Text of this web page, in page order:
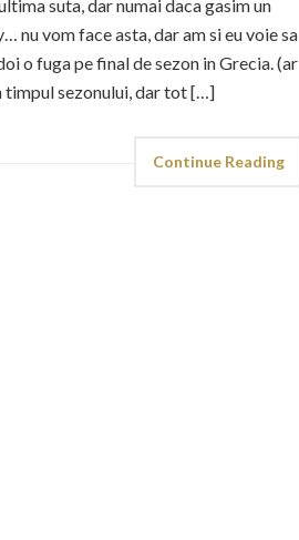
suta, dar numai daca gasim un
nu vom face asta, dar am si eu voie sa
o fuga pe final de sezon in Grecia. (ar
timpul sezonului, dar tot […]
Continue Reading